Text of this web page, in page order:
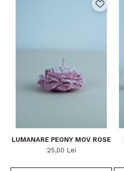
LUMANARE PEONY MOV ROSE
25,00 Lei